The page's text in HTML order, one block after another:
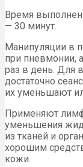
Время
— 30 минут.
Манипуляции в
при пневмонии,
раз в день. Для
достаточно
их уменьшают
Применяют
уменьшения
из тканей и
хорошим
кожи.